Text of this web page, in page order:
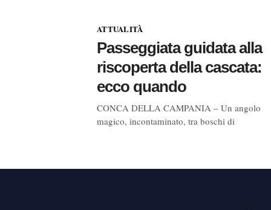
ATTUALITÀ
Passeggiata guidata alla
riscoperta della cascata:
ecco quando
CONCA DELLA CAMPANIA – Un angolo
magico, incontaminato, tra boschi di